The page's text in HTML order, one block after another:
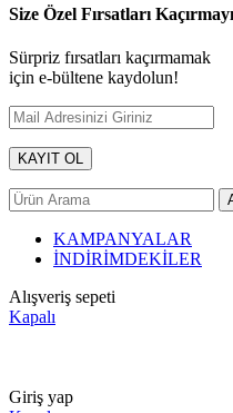
Size Özel Fırsatları
Sürpriz fırsatları kaçırmamak
için e-bültene kaydolun!
KAMPANYALAR
İNDİRİMDEKİLER
Alışveriş sepeti
Kapalı
Giriş yap